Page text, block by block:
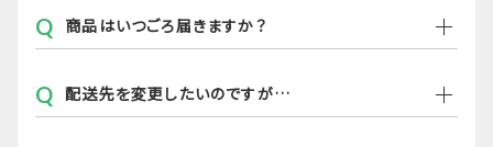
Q 商品はいつごろ届きますか？
Q 配送先を変更したいのですが…